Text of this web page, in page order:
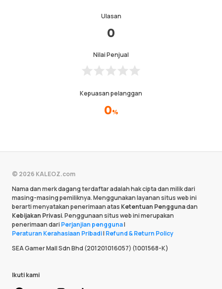
Ulasan
0
Nilai Penjual
Kepuasan pelanggan
0%
© 2026 KALEOZ.com
Nama dan merk dagang terdaftar adalah hak cipta dan milik dari
masing-masing pemiliknya. Menggunakan layanan situs web ini
berarti menyatakan penerimaan atas Ketentuan Penggunadan
Kebijakan Privasi. Penggunaan situs web ini merupakan
penerimaan dari Perjanjian pengguna|
Peraturan Kerahasiaan Pribadi| Refund & Return Policy
SEA Gamer Mall Sdn Bhd (201201016057) (1001568-K)
Ikuti kami